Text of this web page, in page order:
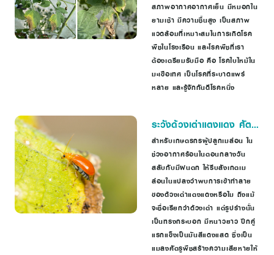
สภาพอากาศอากาศเย็น มีหมอกใน
ยามเช้า มีความชื้นสูง เป็นสภาพ
แวดล้อมที่เหมาะสมในการเกิดโรค
พืชในโรงเรือน และโรคพืชที่เรา
ต้องเตรียมรับมือ คือ โรคใบไหม้ใน
มะเขือเทศ เป็นโรคที่ระบาดแพร่
หลาย และรู้จักกันดีโรคหนึ่ง
ระวังด้วงเต่าแตงแดง ศัตรู
พืชในของเมล่อน
สำหรับเกษตรกรผู้ปลูกเมล่อน ใน
ช่วงอากาศร้อนในตอนกลางวัน
สลับกับมีฝนตก ให้รีบสังเกตเม
ล่อนในแปลงว่าพบการเข้าทำลาย
ของด้วงเต่าแตงแดงหรือไม ถึงแม้
จะชื่อเรียกว่าด้วงเต่า แต่รูปร่างนั้น
เป็นทรงกระบอก มีหนาวยาว ปีกคู่
แรกแข็งเป็นมันสีแดงแสด ซึ่งเป็น
แมลงศัตรูพืชสร้างความเสียหายให้